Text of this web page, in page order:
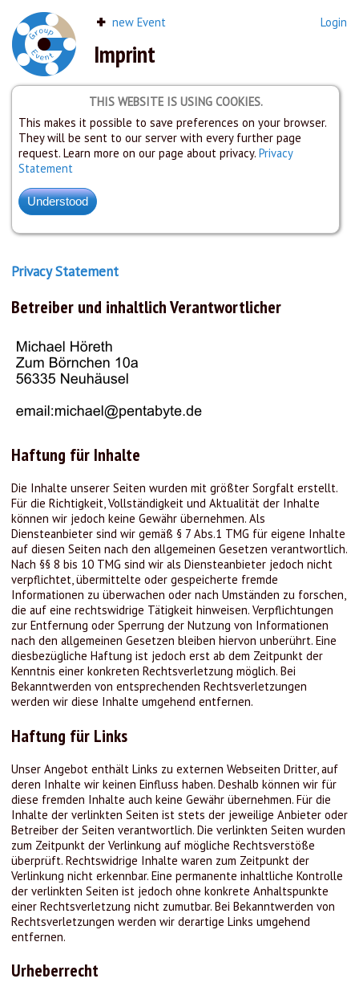
new Event Login
Imprint
THIS WEBSITE IS USING COOKIES.
This makes it possible to save preferences on your browser.
They will be sent to our server with every further page
request. Learn more on our page about privacy. Privacy
Statement
Privacy Statement
Betreiber und inhaltlich Verantwortlicher
Haftung für Inhalte
Die Inhalte unserer Seiten wurden mit größter Sorgfalt erstellt.
Für die Richtigkeit, Vollständigkeit und Aktualität der Inhalte
können wir jedoch keine Gewähr übernehmen. Als
Diensteanbieter sind wir gemäß § 7 Abs.1 TMG für eigene Inhalte
auf diesen Seiten nach den allgemeinen Gesetzen verantwortlich.
Nach §§ 8 bis 10 TMG sind wir als Diensteanbieter jedoch nicht
verpflichtet, übermittelte oder gespeicherte fremde
Informationen zu überwachen oder nach Umständen zu forschen,
die auf eine rechtswidrige Tätigkeit hinweisen. Verpflichtungen
zur Entfernung oder Sperrung der Nutzung von Informationen
nach den allgemeinen Gesetzen bleiben hiervon unberührt. Eine
diesbezügliche Haftung ist jedoch erst ab dem Zeitpunkt der
Kenntnis einer konkreten Rechtsverletzung möglich. Bei
Bekanntwerden von entsprechenden Rechtsverletzungen
werden wir diese Inhalte umgehend entfernen.
Haftung für Links
Unser Angebot enthält Links zu externen Webseiten Dritter, auf
deren Inhalte wir keinen Einfluss haben. Deshalb können wir für
diese fremden Inhalte auch keine Gewähr übernehmen. Für die
Inhalte der verlinkten Seiten ist stets der jeweilige Anbieter oder
Betreiber der Seiten verantwortlich. Die verlinkten Seiten wurden
zum Zeitpunkt der Verlinkung auf mögliche Rechtsverstöße
überprüft. Rechtswidrige Inhalte waren zum Zeitpunkt der
Verlinkung nicht erkennbar. Eine permanente inhaltliche Kontrolle
der verlinkten Seiten ist jedoch ohne konkrete Anhaltspunkte
einer Rechtsverletzung nicht zumutbar. Bei Bekanntwerden von
Rechtsverletzungen werden wir derartige Links umgehend
entfernen.
Urheberrecht